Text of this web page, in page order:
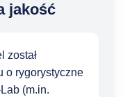
jakość
został
o rygorystyczne
(m.in.